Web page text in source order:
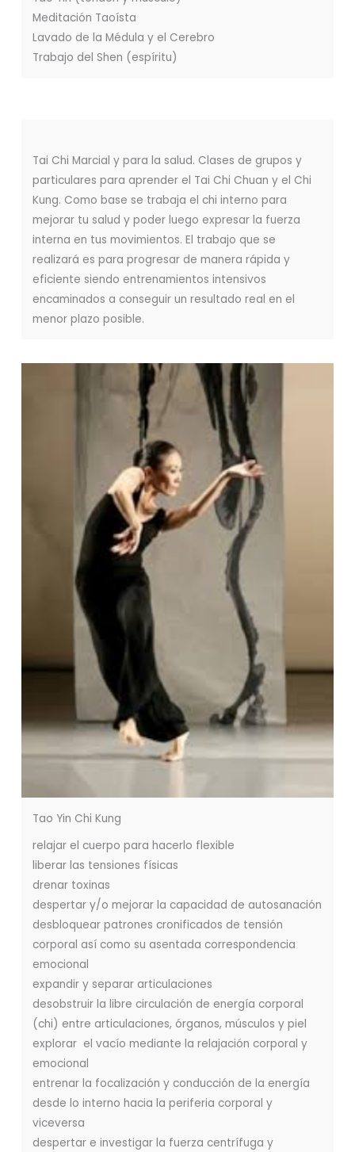
Meditación Taoísta
Lavado de la Médula y el Cerebro
Trabajo del Shen (espíritu)
Tai Chi Marcial y para la salud. Clases de grupos y
particulares para aprender el Tai Chi Chuan y el Chi
Kung. Como base se trabaja el chi interno para
mejorar tu salud y poder luego expresar la fuerza
interna en tus movimientos. El trabajo que se
realizará es para progresar de manera rápida y
eficiente siendo entrenamientos intensivos
encaminados a conseguir un resultado real en el
menor plazo posible.
Tao Yin Chi Kung
relajar el cuerpo para hacerlo flexible
liberar las tensiones físicas
drenar toxinas
despertar y/o mejorar la capacidad de autosanación
desbloquear patrones cronificados de tensión
corporal así como su asentada correspondencia
emocional
expandir y separar articulaciones
desobstruir la libre circulación de energía corporal
(chi) entre articulaciones, órganos, músculos y piel
explorar el vacío mediante la relajación corporal y
emocional
entrenar la focalización y conducción de la energía
desde lo interno hacia la periferia corporal y
viceversa
despertar e investigar la fuerza centrífuga y